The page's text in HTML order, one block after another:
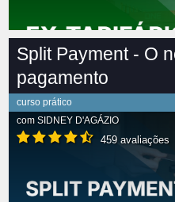
Split Payment - O
pagamento
curso prático
com SIDNEY D'AGÁZIO
459 avaliações